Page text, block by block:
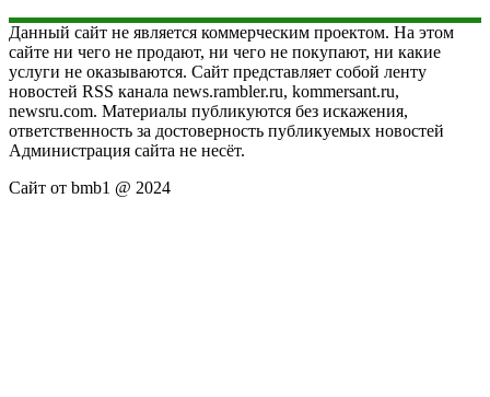
Данный сайт не является коммерческим проектом. На этом
сайте ни чего не продают, ни чего не покупают, ни какие
услуги не оказываются. Сайт представляет собой ленту
новостей RSS канала news.rambler.ru, kommersant.ru,
newsru.com. Материалы публикуются без искажения,
ответственность за достоверность публикуемых новостей
Администрация сайта не несёт.
Сайт от bmb1 @ 2024